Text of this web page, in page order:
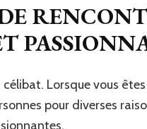
célibat. Lorsque vous
pour diverses